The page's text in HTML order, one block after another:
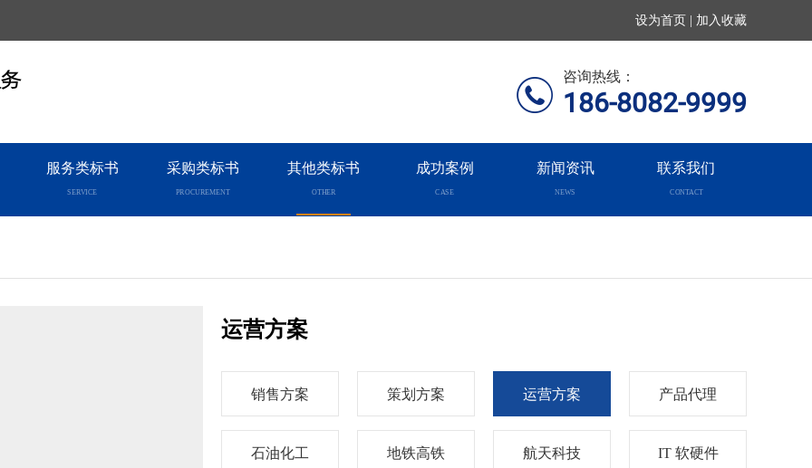
设为首页 | 加入收藏
咨询热线：
186-8082-9999
服务类标书
SERVICE
采购类标书
PROCUREMENT
其他类标书
OTHER
成功案例
CASE
新闻资讯
NEWS
联系我们
CONTACT
运营方案
销售方案 策划方案 运营方案 产品代理
石油化工 地铁高铁 航天科技 IT 软硬件